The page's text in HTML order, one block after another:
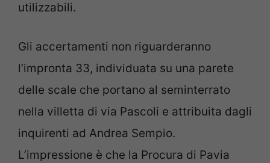
utilizzabili.
Gli accertamenti non riguarderanno
l’impronta 33, individuata su una parete
delle scale che portano al seminterrato
nella villetta di via Pascoli e attribuita dagli
inquirenti ad Andrea Sempio.
L’impressione è che la Procura di Pavia